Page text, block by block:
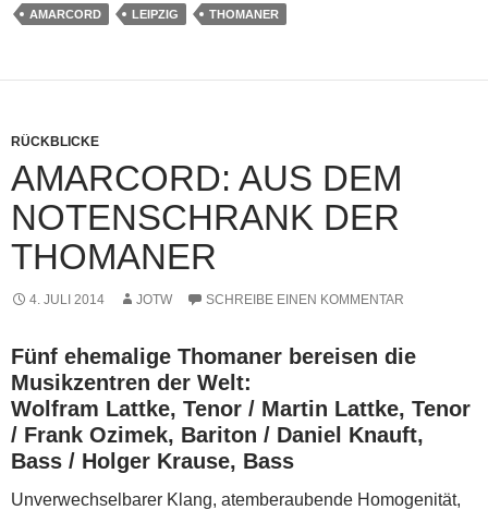
AMARCORD LEIPZIG THOMANER
RÜCKBLICKE
AMARCORD: AUS DEM
NOTENSCHRANK DER
THOMANER
4. JULI 2014 JOTW SCHREIBE EINEN KOMMENTAR
Fünf ehemalige Thomaner bereisen die
Musikzentren der Welt:
Wolfram Lattke, Tenor / Martin Lattke, Tenor
/ Frank Ozimek, Bariton / Daniel Knauft,
Bass / Holger Krause, Bass
Unverwechselbarer Klang, atemberaubende Homo­genität,